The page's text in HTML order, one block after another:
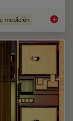
medición